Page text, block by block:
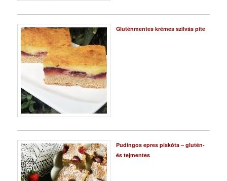
Gluténmentes krémes szilvás pite
Pudingos epres piskóta – glutén-
és tejmentes